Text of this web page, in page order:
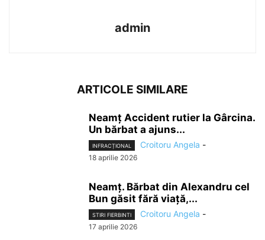
admin
ARTICOLE SIMILARE
Neamț Accident rutier la Gârcina.
Un bărbat a ajuns...
INFRACȚIONAL Croitoru Angela -
18 aprilie 2026
Neamț. Bărbat din Alexandru cel
Bun găsit fără viață,...
STIRI FIERBINTI Croitoru Angela -
17 aprilie 2026